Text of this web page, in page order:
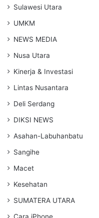
Sulawesi Utara
UMKM
NEWS MEDIA
Nusa Utara
Kinerja & Investasi
Lintas Nusantara
Deli Serdang
DIKSI NEWS
Asahan-Labuhanbatu
Sangihe
Macet
Kesehatan
SUMATERA UTARA
Cara iPhone